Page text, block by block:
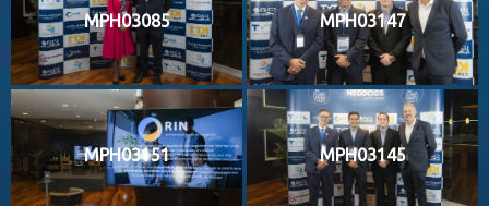
MPH03085 MPH03147
MPH03151 MPH03145